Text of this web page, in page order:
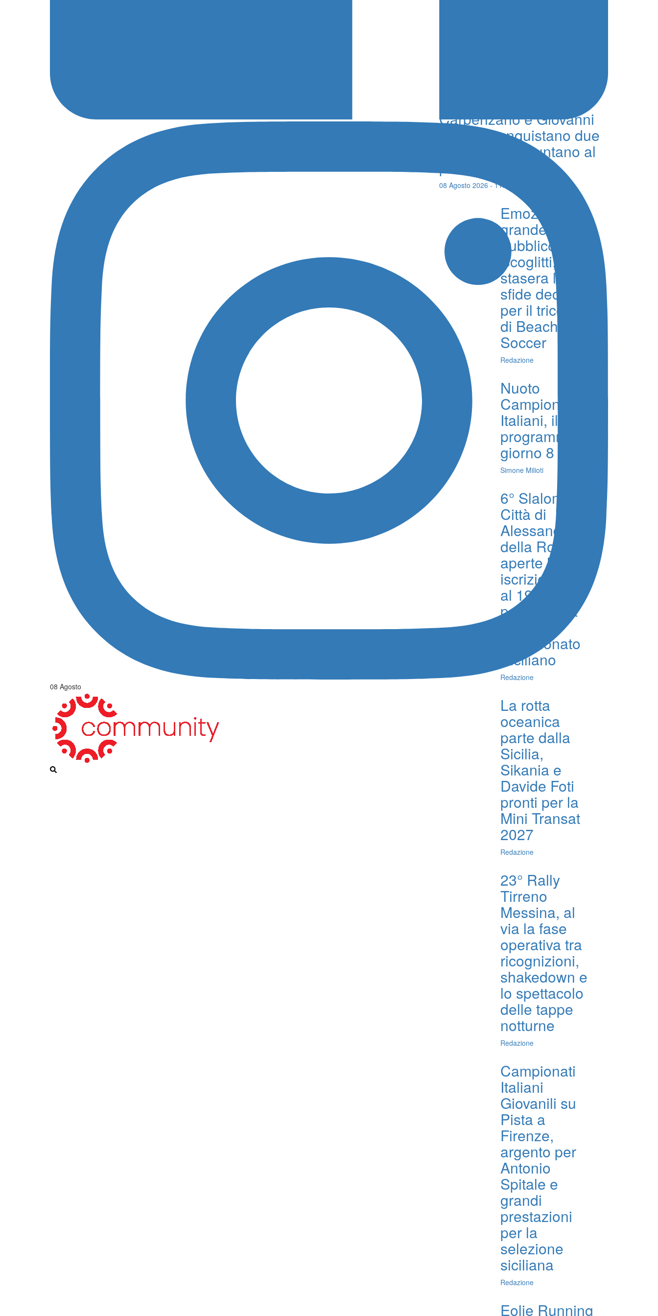
08 Agosto
Carpenzano e Giovanni
Grasso conquistano due
quinti posti e puntano al
podio finale
08 Agosto 2026 - 11:28 - Redazione
Emozioni e
grande
pubblico a
Scoglitti,
stasera le
sfide decisive
per il tricolore
di Beach
Soccer
Redazione
Nuoto
Campionati
Italiani, il
programma di
giorno 8
Simone Milioti
6° Slalom
Città di
Alessandria
della Rocca,
aperte le
iscrizioni fino
al 19 agosto
per la prova
Campionato
Siciliano
Redazione
La rotta
oceanica
parte dalla
Sicilia,
Sikania e
Davide Foti
pronti per la
Mini Transat
2027
Redazione
23° Rally
Tirreno
Messina, al
via la fase
operativa tra
ricognizioni,
shakedown e
lo spettacolo
delle tappe
notturne
Redazione
Campionati
Italiani
Giovanili su
Pista a
Firenze,
argento per
Antonio
Spitale e
grandi
prestazioni
per la
selezione
siciliana
Redazione
Eolie Running